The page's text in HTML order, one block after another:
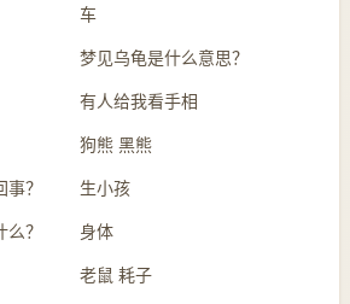
车
梦见乌龟是什么意思？
有人给我看手相
狗熊 黑熊
？ 生小孩
？ 身体
老鼠 耗子